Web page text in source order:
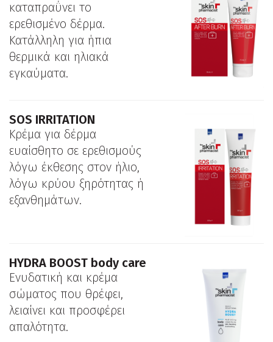
καταπραΰνει το
ερεθισμένο δέρμα.
Κατάλληλη για ήπια
θερμικά και ηλιακά
εγκαύματα.
SOS IRRITATION
Κρέμα για δέρμα
ευαίσθητο σε ερεθισμούς
λόγω έκθεσης στον ήλιο,
λόγω κρύου ξηρότητας ή
εξανθημάτων.
ΗYDRA BOOST body care
Ενυδατική και κρέμα
σώματος που θρέφει,
λειαίνει και προσφέρει
απαλότητα.